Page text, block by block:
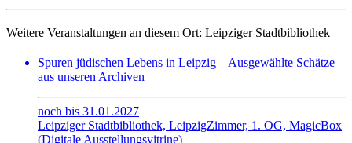
Weitere Veranstaltungen an diesem Ort: Leipziger Stadtbibliothek
Spuren jüdischen Lebens in Leipzig – Ausgewählte Schätze
aus unseren Archiven
noch bis 31.01.2027
Leipziger Stadtbibliothek, LeipzigZimmer, 1. OG, MagicBox
(Digitale Ausstellungsvitrine)